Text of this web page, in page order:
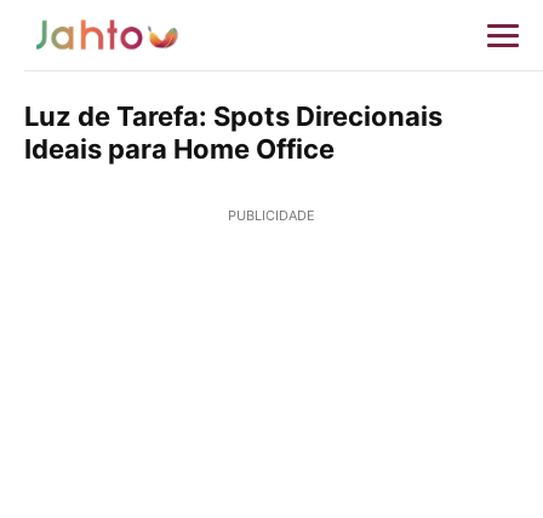
Luz de Tarefa: Spots Direcionais
Ideais para Home Office
PUBLICIDADE